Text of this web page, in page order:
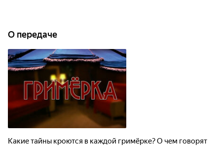
О передаче
Какие тайны кроются в каждой гримёрке? О чем говорят